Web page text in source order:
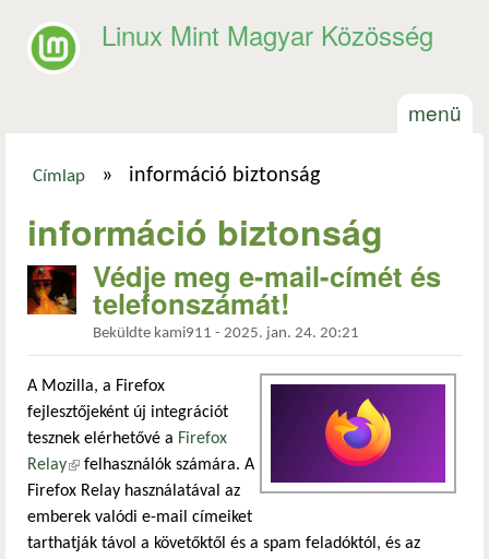
Linux Mint Magyar Közösség
menü
Címlap » információ biztonság
információ biztonság
Védje meg e-mail-címét és
telefonszámát!
Beküldte kami911 - 2025. jan. 24. 20:21
A Mozilla, a Firefox
fejlesztőjeként új integrációt
tesznek elérhetővé a Firefox
Relay(külső hivatkozás)
felhasználók számára. A
Firefox Relay használatával az
emberek valódi e-mail címeiket
tarthatják távol a követőktől és a spam feladóktól, és az